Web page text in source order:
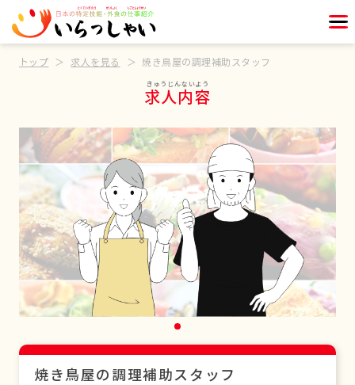
トップ 求人を見る 焼き鳥屋の調理補助スタッフ
求人内容
焼き鳥屋の調理補助スタッフ